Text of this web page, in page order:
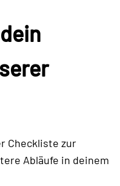
Checkliste zur
Abläufe in deinem